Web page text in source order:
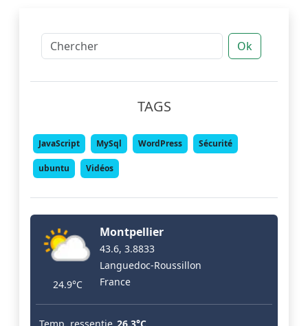
Ok
TAGS
JavaScript MySql WordPress Sécurité
ubuntu Vidéos
24.9°C
Montpellier
43.6, 3.8833
Languedoc-Roussillon
France